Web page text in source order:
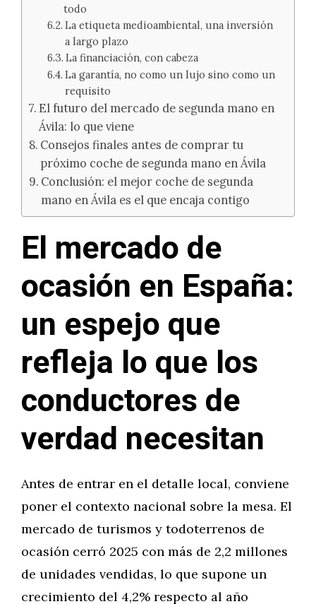
todo
La etiqueta medioambiental, una inversión
a largo plazo
La financiación, con cabeza
La garantía, no como un lujo sino como un
requisito
El futuro del mercado de segunda mano en
Ávila: lo que viene
Consejos finales antes de comprar tu
próximo coche de segunda mano en Ávila
Conclusión: el mejor coche de segunda
mano en Ávila es el que encaja contigo
El mercado de
ocasión en España:
un espejo que
refleja lo que los
conductores de
verdad necesitan
Antes de entrar en el detalle local, conviene
poner el contexto nacional sobre la mesa. El
mercado de turismos y todoterrenos de
ocasión cerró 2025 con más de 2,2 millones
de unidades vendidas, lo que supone un
crecimiento del 4,2% respecto al año